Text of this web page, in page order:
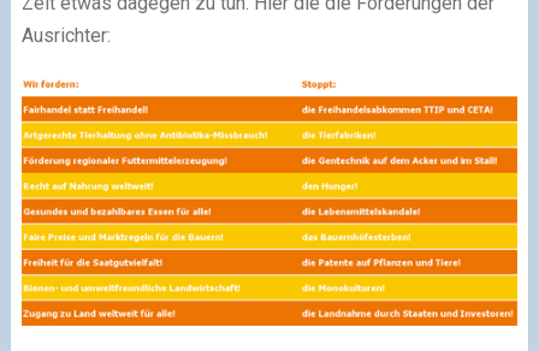
Ausrichter: